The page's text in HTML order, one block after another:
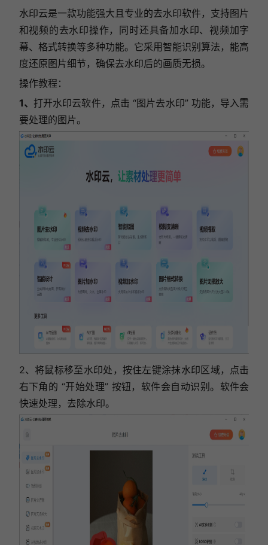
水印云是一款功能强大且专业的去水印软件，支持图片
和视频的去水印操作，同时还具备加水印、视频加字
幕、格式转换等多种功能。它采用智能识别算法，能高
度还原图片细节，确保去水印后的画质无损。
操作教程：
1、 打开水印云软件，点击 “图片去水印” 功能，导入需
要处理的图片。
2、将鼠标移至水印处，按住左键涂抹水印区域， 点击
右下角的 “开始处理” 按钮， 软件会自动识别。 软件会
快速处理，去除水印。